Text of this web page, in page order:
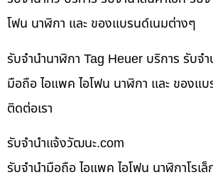
โฟน นาฬิกา และ ของแบรนด์เนมต่างๆ
รับจำนำนาฬิกา Tag Heuer บริการ รับจำ
มือถือ ไอแพค ไอโฟน นาฬิกา และ ของแ
ติดต่อเรา
รับจํานําแจ้งวัฒนะ.com
รับจำนำมือถือ ไอแพค ไอโฟน นาฬิกาโรเ